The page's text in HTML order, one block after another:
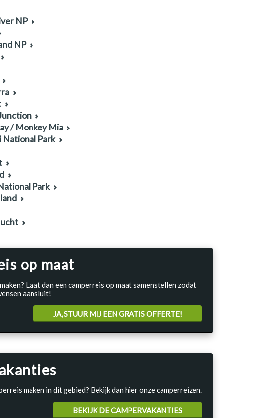
NP
NP
/ Monkey Mia
National Park
Park
op maat
Laat dan een camperreis op maat samenstellen zodat
aansluit!
JA, STUUR MIJ EEN GRATIS OFFERTE!
maken in dit gebied? Bekijk dan hier onze camperreizen.
BEKIJK DE CAMPERVAKANTIES